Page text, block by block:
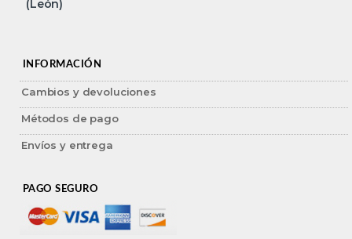
(León)
INFORMACIÓN
Cambios y devoluciones
Métodos de pago
Envíos y entrega
PAGO SEGURO